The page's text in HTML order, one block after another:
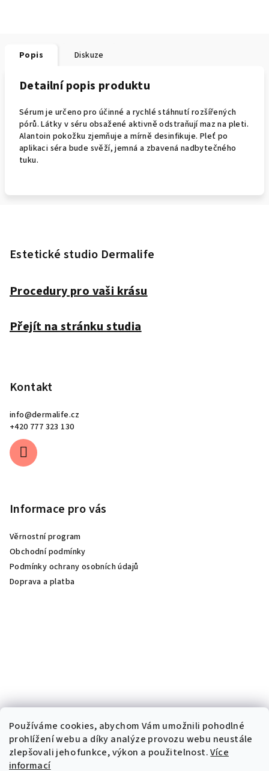
Používáme cookies, abychom Vám umožnili pohodlné
prohlížení webu a díky analýze provozu webu neustále
zlepšovali jeho funkce, výkon a použitelnost.Více
informací
Popis Diskuze
Detailní popis produktu
Sérum je určeno pro účinné a rychlé stáhnutí rozšířených
pórů. Látky v séru obsažené aktivně odstraňují maz na pleti.
Alantoin pokožku zjemňuje a mírně desinfikuje. Pleť po
aplikaci séra bude svěží, jemná a zbavená nadbytečného
tuku.
Estetické studio Dermalife
Procedury pro vaši krásu
Přejít na stránku studia
Kontakt
info@dermalife.cz
+420 777 323 130
Informace pro vás
Věrnostní program
Obchodní podmínky
Podmínky ochrany osobních údajů
Doprava a platba